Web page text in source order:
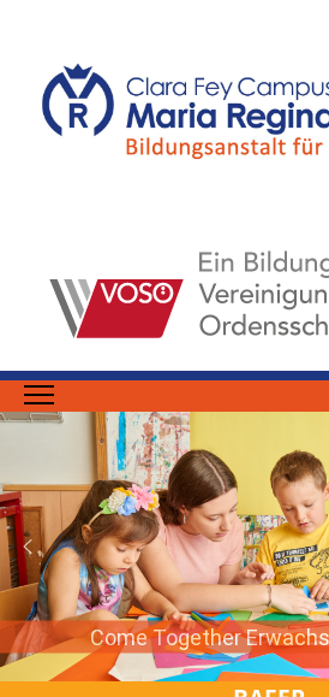
Come Together